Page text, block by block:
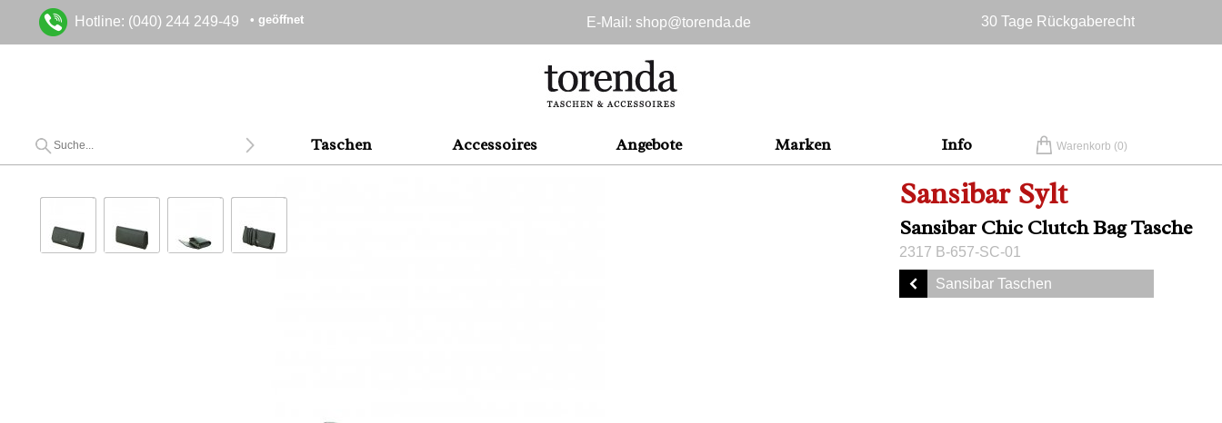
Hotline: (040) 244 249-49 • geöffnet E-Mail: shop@torenda.de
30 Tage Rückgaberecht
Taschen Accessoires Angebote Marken Info Warenkorb (0)
Sansibar Sylt
Sansibar Chic Clutch Bag Tasche
2317 B-657-SC-01
Sansibar Taschen